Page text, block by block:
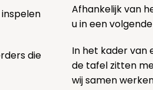
die
Afhankelijk van
u in een
In het kader van
de tafel zitten
wij samen